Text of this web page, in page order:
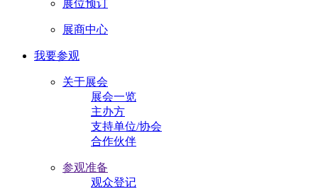
展位预订
展商中心
我要参观
关于展会
展会一览
主办方
支持单位/协会
合作伙伴
参观准备
观众登记